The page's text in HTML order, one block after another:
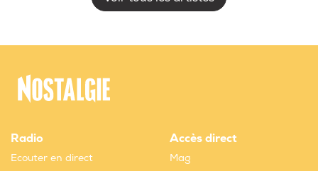
Radio
Ecouter en direct
Accès direct
Mag